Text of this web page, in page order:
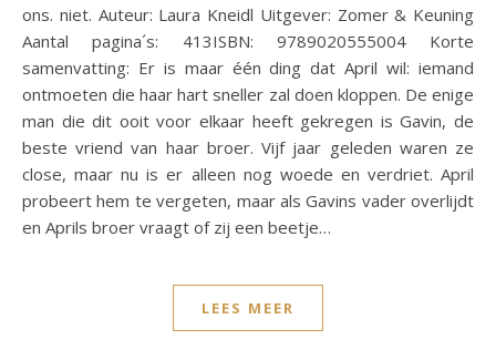
ons. niet. Auteur: Laura Kneidl Uitgever: Zomer & Keuning
Aantal pagina´s: 413ISBN: 9789020555004 Korte
samenvatting: Er is maar één ding dat April wil: iemand
ontmoeten die haar hart sneller zal doen kloppen. De enige
man die dit ooit voor elkaar heeft gekregen is Gavin, de
beste vriend van haar broer. Vijf jaar geleden waren ze
close, maar nu is er alleen nog woede en verdriet. April
probeert hem te vergeten, maar als Gavins vader overlijdt
en Aprils broer vraagt of zij een beetje…
LEES MEER